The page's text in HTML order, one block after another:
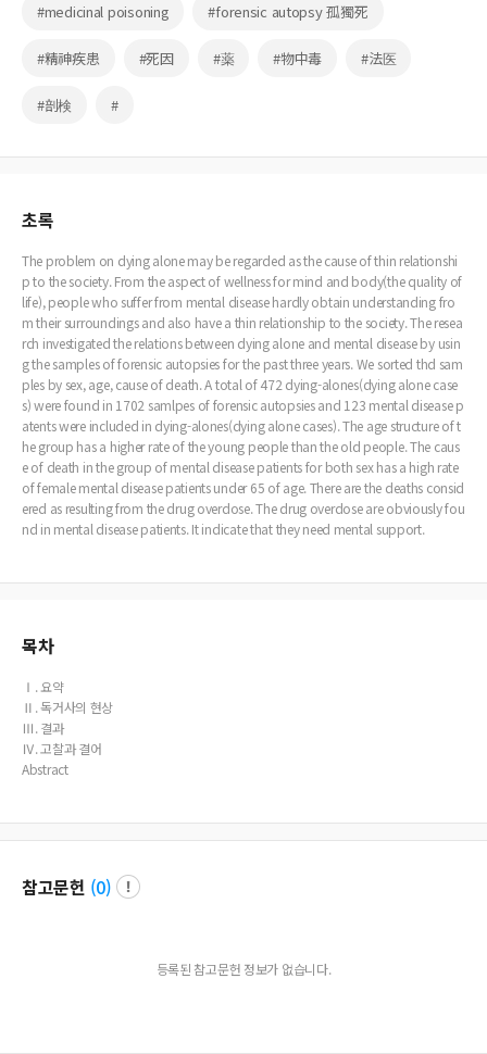
#medicinal poisoning #forensic autopsy 孤獨死
#精神疾患 #死因 #薬 #物中毒 #法医
#剖検 #
초록
The problem on dying alone may be regarded as the cause of thin relationshi
p to the society. From the aspect of wellness for mind and body(the quality of
life), people who suffer from mental disease hardly obtain understanding fro
m their surroundings and also have a thin relationship to the society. The resea
rch investigated the relations between dying alone and mental disease by usin
g the samples of forensic autopsies for the past three years. We sorted thd sam
ples by sex, age, cause of death. A total of 472 dying-alones(dying alone case
s) were found in 1702 samlpes of forensic autopsies and 123 mental disease p
atents were included in dying-alones(dying alone cases). The age structure of t
he group has a higher rate of the young people than the old people. The caus
e of death in the group of mental disease patients for both sex has a high rate
of female mental disease patients under 65 of age. There are the deaths consid
ered as resulting from the drug overdose. The drug overdose are obviously fou
nd in mental disease patients. It indicate that they need mental support.
목차
Ⅰ. 요약
Ⅱ. 독거사의 현상
Ⅲ. 결과
Ⅳ. 고찰과 결어
Abstract
참고문헌 (0)
등록된 참고문헌 정보가 없습니다.